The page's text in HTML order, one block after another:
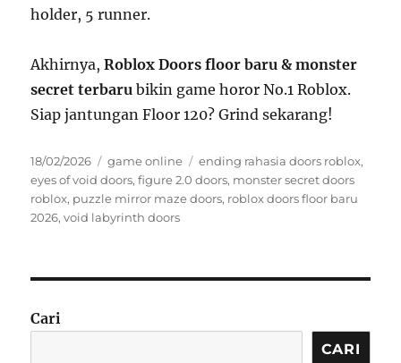
holder, 5 runner.
Akhirnya,Roblox Doors floor baru & monster
secret terbaru bikin game horor No.1 Roblox.
Siap jantungan Floor 120? Grind sekarang!
Posted
on
18/02/2026 Categories
game online Tags
ending rahasia doors roblox,
eyes of void doors,figure 2.0 doors, monster secret doors
roblox, puzzle mirror maze doors, roblox doors floor baru
2026,void labyrinth doors
Cari
CARI